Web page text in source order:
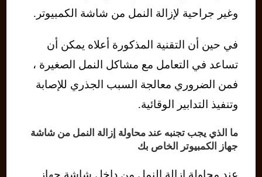
وغير جراحية لإزالة النمل من شاشة الكمبيوتر.
في حين أن التقنية المذكورة أعلاه يمكن أن
تساعد في التعامل مع مشاكل النمل الصغيرة ،
فمن الضروري معالجة السبب الجذري للإصابة
وتنفيذ التدابير الوقائية.
ما الذي يجب تجنبه عند محاولة إزالة النمل من شاشة
جهاز الكمبيوتر الخاص بك
عند محاولة إزالة النمل من داخل شاشة جهاز